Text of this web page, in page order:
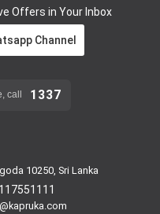
Offers in Your Inbox
Channel
call 1337
10250, Sri Lanka